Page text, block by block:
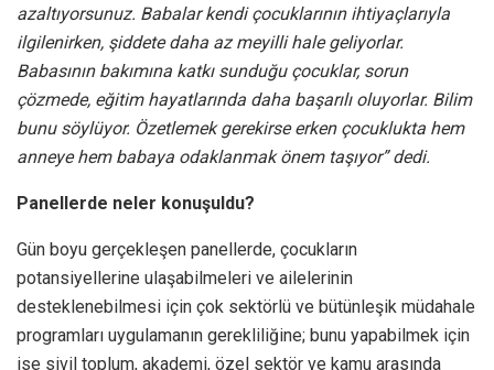
azaltıyorsunuz. Babalar kendi çocuklarının ihtiyaçlarıyla
ilgilenirken, şiddete daha az meyilli hale geliyorlar.
Babasının bakımına katkı sunduğu çocuklar, sorun
çözmede, eğitim hayatlarında daha başarılı oluyorlar. Bilim
bunu söylüyor. Özetlemek gerekirse erken çocuklukta hem
anneye hem babaya odaklanmak önem taşıyor” dedi.
Panellerde neler konuşuldu?
Gün boyu gerçekleşen panellerde, çocukların
potansiyellerine ulaşabilmeleri ve ailelerinin
desteklenebilmesi için çok sektörlü ve bütünleşik müdahale
programları uygulamanın gerekliliğine; bunu yapabilmek için
ise sivil toplum, akademi, özel sektör ve kamu arasında